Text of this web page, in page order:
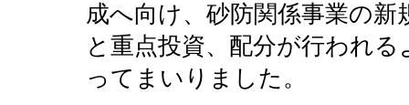
成へ向け、砂防関係事業の新
と重点投資、配分が行われる
ってまいりました。